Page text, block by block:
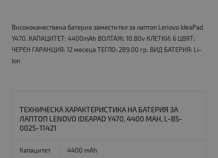
Висококачествена батерия заместител за лаптоп Lenovo IdeaPad
Y470. КАПАЦИТЕТ: 4400mAh ВОЛТАЖ: 10.80v КЛЕТКИ: 6 ЦВЯТ:
ЧЕРЕН ГАРАНЦИЯ: 12 месеца ТЕГЛО: 289.00 гр. ВИД БАТЕРИЯ: Li-
Ion
ТЕХНИЧЕСКА ХАРАКТЕРИСТИКА НА БАТЕРИЯ ЗА
ЛАПТОП LENOVO IDEAPAD Y470, 4400 MAH, L-BS-
0025-11421
Капацитет 4400 mAh